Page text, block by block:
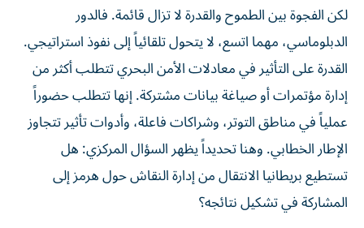
لكن الفجوة بين الطموح والقدرة لا تزال قائمة. فالدور
الدبلوماسي، مهما اتسع، لا يتحول تلقائياً إلى نفوذ استراتيجي.
القدرة على التأثير في معادلات الأمن البحري تتطلب أكثر من
إدارة مؤتمرات أو صياغة بيانات مشتركة. إنها تتطلب حضوراً
عملياً في مناطق التوتر، وشراكات فاعلة، وأدوات تأثير تتجاوز
الإطار الخطابي. وهنا تحديداً يظهر السؤال المركزي: هل
تستطيع بريطانيا الانتقال من إدارة النقاش حول هرمز إلى
المشاركة في تشكيل نتائجه؟